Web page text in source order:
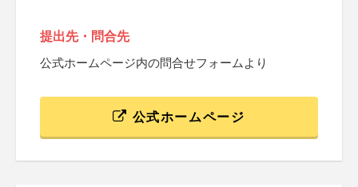
提出先・問合先
公式ホームページ内の問合せフォームより
公式ホームページ